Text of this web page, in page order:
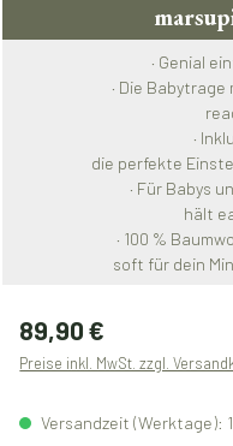
· Genial
· Die
·
die perfekte
· Für Babys
hält
· 100 %
soft für dein
Regulärer Preis:
89,90 €
Preise inkl. MwSt. zzgl.
Versandzeit (Werktage):